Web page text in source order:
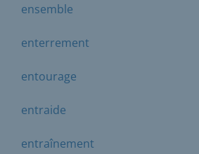
ensemble
enterrement
entourage
entraide
entraînement